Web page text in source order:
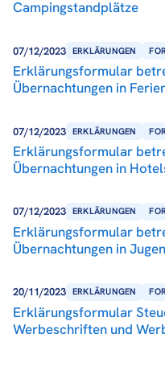
Campingstandplätze
07/12/2023 ERKLÄRUNGEN
Erklärungsformular
Übernachtungen in
07/12/2023 ERKLÄRUNGEN
Erklärungsformular
Übernachtungen in
07/12/2023 ERKLÄRUNGEN
Erklärungsformular
Übernachtungen in
20/11/2023 ERKLÄRUNGEN
Erklärungsformular
Werbeschriften und